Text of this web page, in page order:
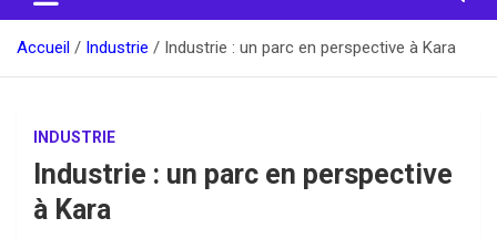
Accueil Industrie Industrie : un parc en perspective à Kara
INDUSTRIE
Industrie : un parc en perspective
à Kara